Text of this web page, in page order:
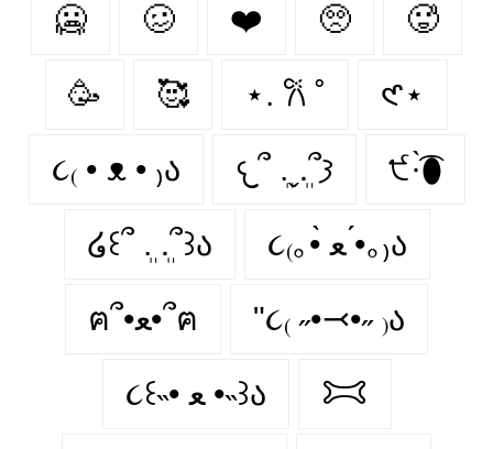
🥶️ 🥴️ ❤️️ 🥺️ 🥵️
🥳️ 🥰️ ⋆. 𐙚 ˚ 𑣲⋆
૮₍ • ᴥ • ₎ა 𐔌՞ ܸ.ˬ.ܸ՞𐦯 ੯·̀͡⬮
໒꒰՞ ܸ. .ܸ՞꒱ა ૮₍｡•̀ ﻌ •́｡₎ა
ฅ՞•ﻌ•՞ฅ "૮₍ ˶•⤙•˶ ₎ა
૮꒰˵• ﻌ •˵꒱ა 𐂯